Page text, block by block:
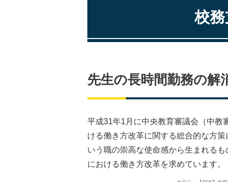
校
先生の長時間勤務の解
平成31年1月に中央教育審議会（中教
ける働き方改革に関する総合的な方
いう職の崇高な使命感から生まれる
における働き方改革を求めています。